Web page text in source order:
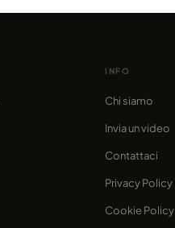
INFO
Chi siamo
Invia un video
Contattaci
Privacy Policy
Cookie Policy